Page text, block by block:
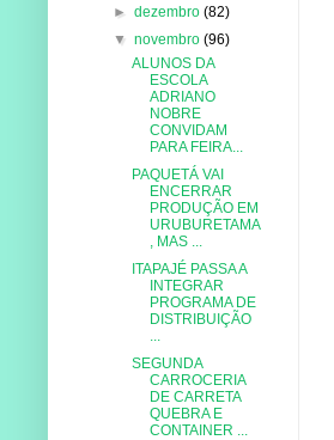
►dezembro(82)
▼novembro(96)
ALUNOS DA
ESCOLA
ADRIANO
NOBRE
CONVIDAM
PARA FEIRA...
PAQUETÁ VAI
ENCERRAR
PRODUÇÃO EM
URUBURETAMA
, MAS ...
ITAPAJÉ PASSA A
INTEGRAR
PROGRAMA DE
DISTRIBUIÇÃO
SEGUNDA
CARROCERIA
DE CARRETA
QUEBRA E
CONTAINER ...